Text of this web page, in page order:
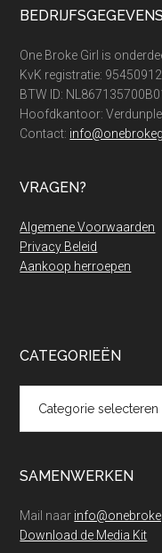
Footer
BEDRIJFSGEGEVENS
One Broke Girl is
KvK registratie: 95450912
BTW ID:
Hoofdkantoor:
Contact:
VRAGEN?
Algemene Voorwaarden
Privacy Beleid
Aankoop herroepen
CATEGORIEËN
SAMENWERKEN
Mail naar
Download de Media Kit